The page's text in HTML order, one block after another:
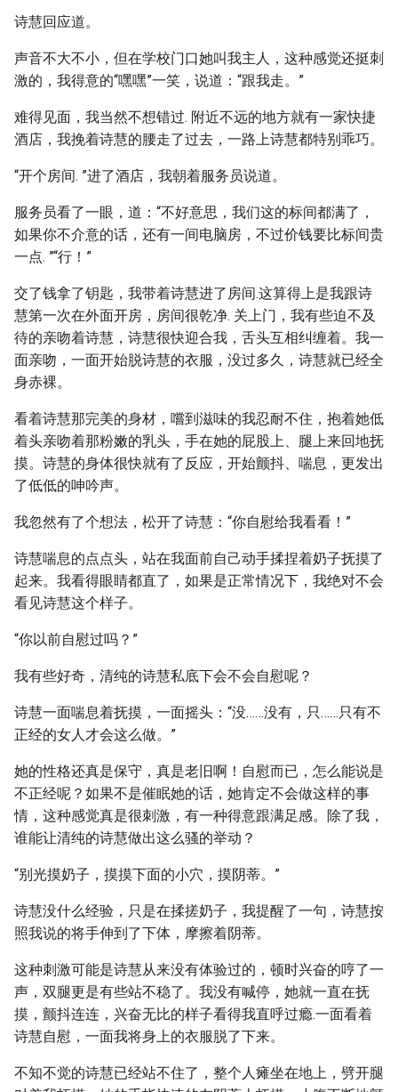
诗慧回应道。
声音不大不小，但在学校门口她叫我主人，这种感觉还挺刺
激的，我得意的“嘿嘿”一笑，说道：“跟我走。”
难得见面，我当然不想错过. 附近不远的地方就有一家快捷
酒店，我挽着诗慧的腰走了过去，一路上诗慧都特别乖巧。
“开个房间. ”进了酒店，我朝着服务员说道。
服务员看了一眼，道：“不好意思，我们这的标间都满了，
如果你不介意的话，还有一间电脑房，不过价钱要比标间贵
一点. ”“行！”
交了钱拿了钥匙，我带着诗慧进了房间.这算得上是我跟诗
慧第一次在外面开房，房间很乾净. 关上门，我有些迫不及
待的亲吻着诗慧，诗慧很快迎合我，舌头互相纠缠着。我一
面亲吻，一面开始脱诗慧的衣服，没过多久，诗慧就已经全
身赤裸。
看着诗慧那完美的身材，嚐到滋味的我忍耐不住，抱着她低
着头亲吻着那粉嫩的乳头，手在她的屁股上、腿上来回地抚
摸。诗慧的身体很快就有了反应，开始颤抖、喘息，更发出
了低低的呻吟声。
我忽然有了个想法，松开了诗慧：“你自慰给我看看！”
诗慧喘息的点点头，站在我面前自己动手揉捏着奶子抚摸了
起来。我看得眼睛都直了，如果是正常情况下，我绝对不会
看见诗慧这个样子。
“你以前自慰过吗？”
我有些好奇，清纯的诗慧私底下会不会自慰呢？
诗慧一面喘息着抚摸，一面摇头：“没……没有，只……只有不
正经的女人才会这么做。”
她的性格还真是保守，真是老旧啊！自慰而已，怎么能说是
不正经呢？如果不是催眠她的话，她肯定不会做这样的事
情，这种感觉真是很刺激，有一种得意跟满足感。除了我，
谁能让清纯的诗慧做出这么骚的举动？
“别光摸奶子，摸摸下面的小穴，摸阴蒂。”
诗慧没什么经验，只是在揉搓奶子，我提醒了一句，诗慧按
照我说的将手伸到了下体，摩擦着阴蒂。
这种刺激可能是诗慧从来没有体验过的，顿时兴奋的哼了一
声，双腿更是有些站不稳了。我没有喊停，她就一直在抚
摸，颤抖连连，兴奋无比的样子看得我直呼过瘾.一面看着
诗慧自慰，一面我将身上的衣服脱了下来。
不知不觉的诗慧已经站不住了，整个人瘫坐在地上，劈开腿